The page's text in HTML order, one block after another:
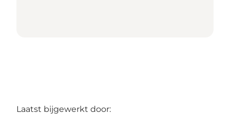
Laatst bijgewerkt door: